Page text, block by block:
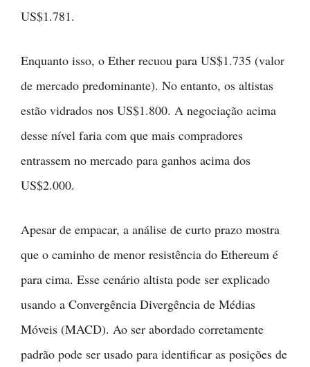
US$1.781.
Enquanto isso, o Ether recuou para US$1.735 (valor
de mercado predominante). No entanto, os altistas
estão vidrados nos US$1.800. A negociação acima
desse nível faria com que mais compradores
entrassem no mercado para ganhos acima dos
US$2.000.
Apesar de empacar, a análise de curto prazo mostra
que o caminho de menor resistência do Ethereum é
para cima. Esse cenário altista pode ser explicado
usando a Convergência Divergência de Médias
Móveis (MACD). Ao ser abordado corretamente
padrão pode ser usado para identificar as posições de